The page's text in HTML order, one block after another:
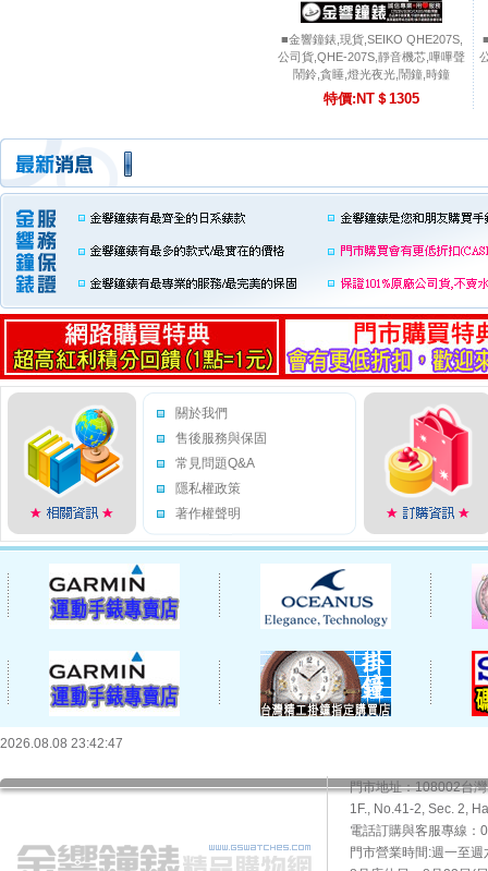
■金響鐘錶,現貨,SEIKO QHE207S,
公司貨,QHE-207S,靜音機芯,嗶嗶聲
鬧鈴,貪睡,燈光夜光,鬧鐘,時鐘
特價:NT＄1305
關於我們
售後服務與保固
常見問題Q&A
隱私權政策
著作權聲明
2026.08.08 23:42:47
門市地址：108002台
1F., No.41-2, Sec. 2,
電話訂購與客服專線
門市營業時間:週一至